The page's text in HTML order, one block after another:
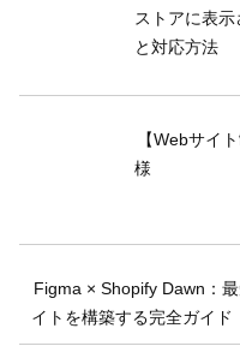
ストアに表
と対応方法
【Webサイ
様
Figma × Shopify Dawn：
イトを構築する完全ガイド